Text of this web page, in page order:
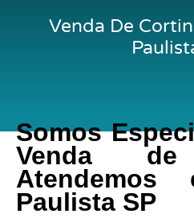
Venda De
Somos
Venda de
Atendemos
Paulista SP